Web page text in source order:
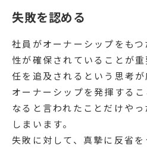
失敗を認める
社員がオーナーシップをも
性が確保されていることが
任を追及されるという思考が
オーナーシップを発揮する
なると言われたことだけや
しまいます。
失敗に対して、真摯に反省